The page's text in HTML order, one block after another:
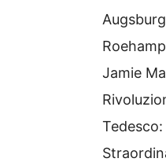
Jamie
Tedesco: